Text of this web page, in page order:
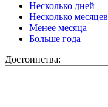
Несколько дней
Несколько месяцев
Менее месяца
Больше года
Достоинства: